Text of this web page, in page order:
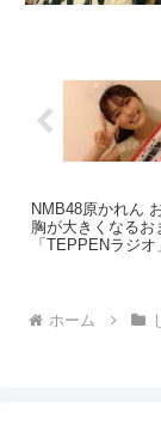
NMB48原かれん
胸が大きくなる
「TEPPENラジオ
ホーム